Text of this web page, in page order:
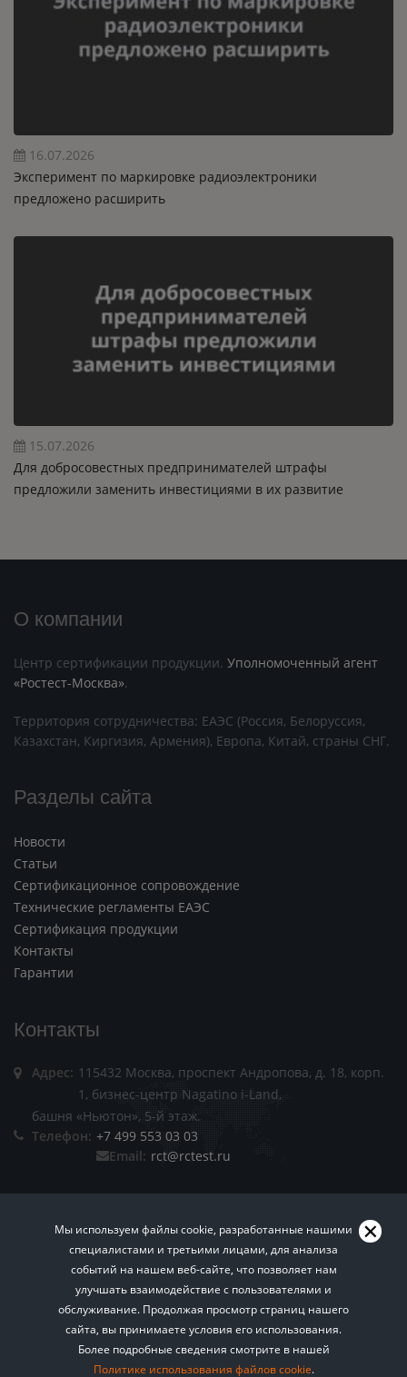
Хотите знать больше? Подписывайтесь на нашу
еженедельную рассылку о техническом
регулировании.
Мы используем файлы cookie, разработанные нашими
специалистами и третьими лицами, для анализа
событий на нашем веб-сайте, что позволяет нам
улучшать взаимодействие с пользователями и
обслуживание. Продолжая просмотр страниц нашего
сайта, вы принимаете условия его использования.
Более подробные сведения смотрите в нашей
Политике использования файлов cookie.
16.07.2026
Эксперимент по маркировке радиоэлектроники
предложено расширить
15.07.2026
Для добросовестных предпринимателей штрафы
предложили заменить инвестициями в их развитие
О компании
Центр сертификации продукции. Уполномоченный агент
«Ростест-Москва».
Территория сотрудничества: ЕАЭС (Россия, Белоруссия,
Казахстан, Киргизия, Армения), Европа, Китай, страны СНГ.
Разделы сайта
Новости
Статьи
Сертификационное сопровождение
Технические регламенты ЕАЭС
Сертификация продукции
Контакты
Гарантии
Контакты
Адрес: 115432 Москва, проспект Андропова, д. 18, корп.
1, бизнес-центр Nagatino i-Land,
башня «Ньютон», 5-й этаж.
Телефон: +7 499 553 03 03
Email: rct@rctest.ru
Пользовательское соглашение. Политика
конфиденциальности. Правила копирования
материалов сайта.Все права защищены © 2026